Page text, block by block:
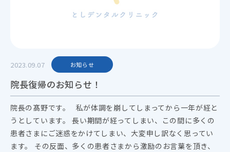
2023.09.07 お知らせ
院長復帰のお知らせ！
院長の髙野です。 私が体調を崩してしまってから一年が経と
うとしています。 長い期間が経ってしまい、この間に多くの
患者さまにご迷惑をかけてしまい、大変申し訳なく思ってい
ます。 その反面、多くの患者さまから激励のお言葉を頂き、